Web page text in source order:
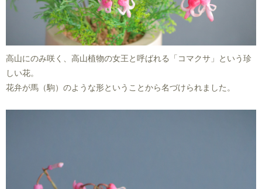
高山にのみ咲く、高山植物の女王と呼ばれる「コマクサ」という珍
しい花。
花弁が馬（駒）のような形ということから名づけられました。